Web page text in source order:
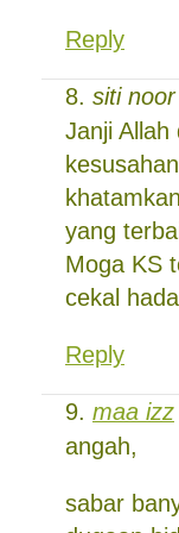
Reply
siti
Janji
yang
Moga KS
cekal
Reply
maa izz
angah,
sabar